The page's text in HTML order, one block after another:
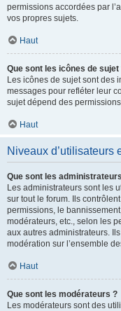
permissions accordées par
vos propres sujets.
Haut
Que sont les icônes de sujet
Les icônes de sujet sont des
messages pour refléter leur
sujet dépend des
Haut
Niveaux d’utilisateurs
Que sont les
Les administrateurs sont les
sur tout le forum. Ils
permissions, le
modérateurs, etc., selon les
aux autres administrateurs.
modération sur l’ensemble
Haut
Que sont les modérateurs ?
Les modérateurs sont des